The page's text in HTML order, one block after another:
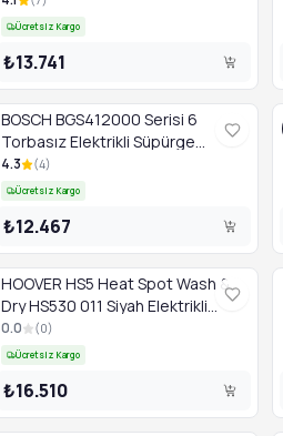
Torbasız HEPA Filtre
Ücretsiz Kargo
₺13.741
BOSCH BGS412000 Serisi 6
Torbasız Elektrikli Süpürge
2000watt Mavi Renk 3lt Torbasız
HEPA Filtre
4.3 (4)
Ücretsiz Kargo
₺12.467
HOOVER HS5 Heat Spot Wash &
Dry HS530 011 Siyah Elektrikli
Süpürge
0.0 (0)
Ücretsiz Kargo
₺16.510